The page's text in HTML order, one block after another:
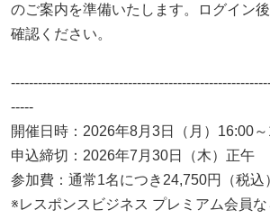
のご案内を準備いたします。ログイン
確認ください。
-----
開催日時：2026年8月3日（月）16:00
申込締切：2026年7月30日（木）正午
参加費：通常1名につき24,750円（税込
※レスポンスビジネス プレミアム会員